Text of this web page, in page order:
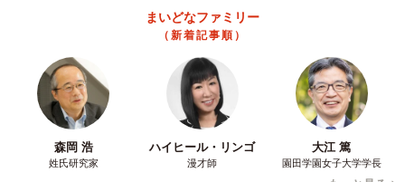
森岡 浩
姓氏研究家
ハイヒール・リンゴ
漫才師
大江 篤
園田学園女子大学学長
もっと見る
正直しんどい夏のレジャーランキング、3位